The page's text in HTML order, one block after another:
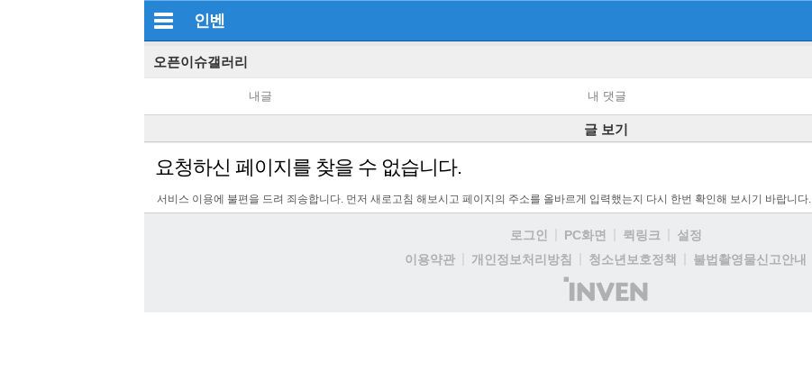
인벤
오픈이슈갤러리
내글 내 댓글
글 보기
요청하신 페이지를 찾을 수 없습니다.
서비스 이용에 불편을 드려 죄송합니다. 먼저 새로고침 해보시고 페이지의 주소를 올바르게 입력했는지 다시 한번 확인해 보시기 바랍니다.
로그인 PC화면 퀵링크
설정
이용약관
개인정보처리방침 청소년보호정책
불법촬영물신고안내
(주)
인